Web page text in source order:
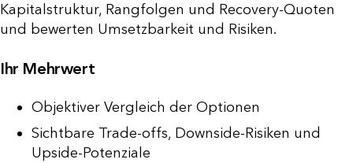
Kapitalstruktur, Rangfolgen und Recovery-Quoten
und bewerten Umsetzbarkeit und Risiken.
Ihr Mehrwert
Objektiver Vergleich der Optionen
Sichtbare Trade-offs, Downside-Risiken und
Upside-Potenziale